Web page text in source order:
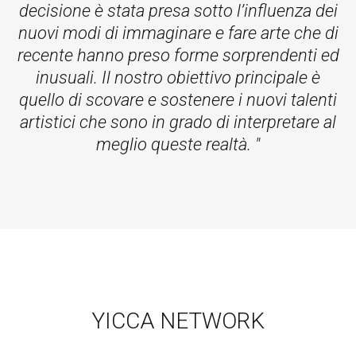
decisione è stata presa sotto l’influenza dei
nuovi modi di immaginare e fare arte che di
recente hanno preso forme sorprendenti ed
inusuali. Il nostro obiettivo principale è
quello di scovare e sostenere i nuovi talenti
artistici che sono in grado di interpretare al
meglio queste realtà. "
YICCA NETWORK